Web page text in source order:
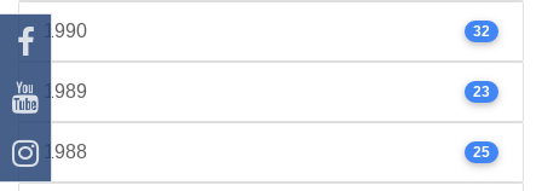
1990 32
1989 23
1988 25